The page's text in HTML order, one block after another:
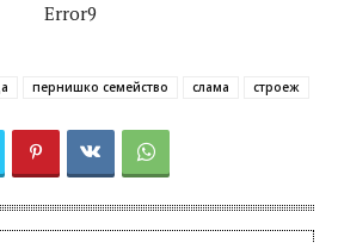
Error9
пернишко семейство слама строеж